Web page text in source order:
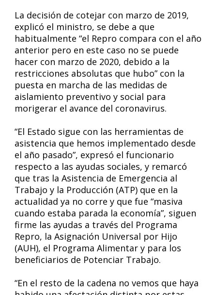
La decisión de cotejar con marzo de 2019,
explicó el ministro, se debe a que
habitualmente “el Repro compara con el año
anterior pero en este caso no se puede
hacer con marzo de 2020, debido a la
restricciones absolutas que hubo” con la
puesta en marcha de las medidas de
aislamiento preventivo y social para
morigerar el avance del coronavirus.
“El Estado sigue con las herramientas de
asistencia que hemos implementado desde
el año pasado”, expresó el funcionario
respecto a las ayudas sociales, y remarcó
que tras la Asistencia de Emergencia al
Trabajo y la Producción (ATP) que en la
actualidad ya no corre y que fue “masiva
cuando estaba parada la economía”, siguen
firme las ayudas a través del Programa
Repro, la Asignación Universal por Hijo
(AUH), el Programa Alimentar y para los
beneficiarios de Potenciar Trabajo.
“En el resto de la cadena no vemos que haya